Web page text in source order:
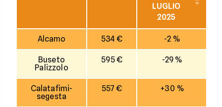
LUGLIO
2025
Alcamo 534 € -2 %
Buseto
Palizzolo
595 € -29 %
Calatafimi-
segesta
557 € +30 %